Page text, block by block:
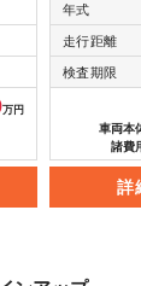
万円
年式
走行距離
検査期限
車両本
諸費
詳